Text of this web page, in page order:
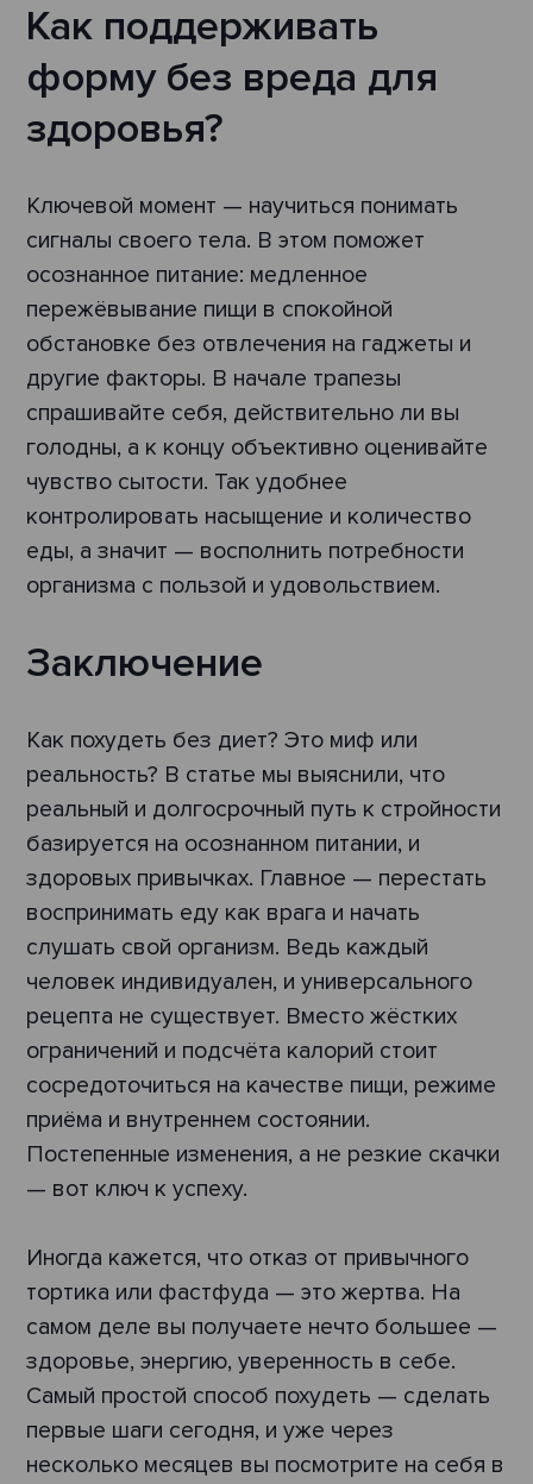
Как поддерживать
форму без вреда для
здоровья?
Ключевой момент — научиться понимать
сигналы своего тела. В этом поможет
осознанное питание: медленное
пережёвывание пищи в спокойной
обстановке без отвлечения на гаджеты и
другие факторы. В начале трапезы
спрашивайте себя, действительно ли вы
голодны, а к концу объективно оценивайте
чувство сытости. Так удобнее
контролировать насыщение и количество
еды, а значит — восполнить потребности
организма с пользой и удовольствием.
Заключение
Как похудеть без диет? Это миф или
реальность? В статье мы выяснили, что
реальный и долгосрочный путь к стройности
базируется на осознанном питании, и
здоровых привычках. Главное — перестать
воспринимать еду как врага и начать
слушать свой организм. Ведь каждый
человек индивидуален, и универсального
рецепта не существует. Вместо жёстких
ограничений и подсчёта калорий стоит
сосредоточиться на качестве пищи, режиме
приёма и внутреннем состоянии.
Постепенные изменения, а не резкие скачки
— вот ключ к успеху.
Иногда кажется, что отказ от привычного
тортика или фастфуда — это жертва. На
самом деле вы получаете нечто большее —
здоровье, энергию, уверенность в себе.
Самый простой способ похудеть — сделать
первые шаги сегодня, и уже через
несколько месяцев вы посмотрите на себя в